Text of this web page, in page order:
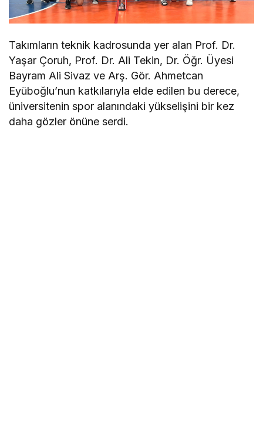
Takımların teknik kadrosunda yer alan Prof. Dr.
Yaşar Çoruh, Prof. Dr. Ali Tekin, Dr. Öğr. Üyesi
Bayram Ali Sivaz ve Arş. Gör. Ahmetcan
Eyüboğlu’nun katkılarıyla elde edilen bu derece,
üniversitenin spor alanındaki yükselişini bir kez
daha gözler önüne serdi.